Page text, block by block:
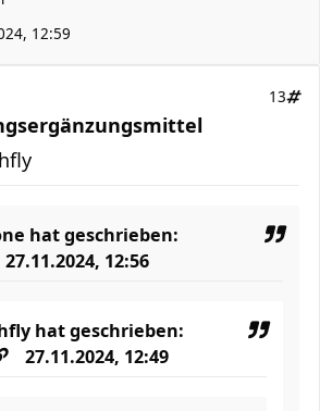
12:59
13
hat geschrieben:
27.11.2024, 12:56
hat geschrieben:
27.11.2024, 12:49